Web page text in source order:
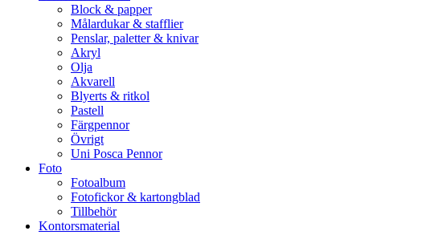
Block & papper
Målardukar & stafflier
Penslar, paletter & knivar
Akryl
Olja
Akvarell
Blyerts & ritkol
Pastell
Färgpennor
Övrigt
Uni Posca Pennor
Foto
Fotoalbum
Fotofickor & kartongblad
Tillbehör
Kontorsmaterial